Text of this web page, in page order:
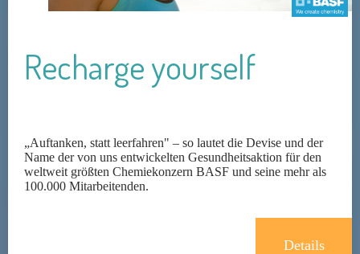
Recharge yourself
„Auftanken, statt leerfahren" – so lautet die Devise und der
Name der von uns entwickelten Gesundheitsaktion für den
weltweit größten Chemiekonzern BASF und seine mehr als
100.000 Mitarbeitenden.
Details